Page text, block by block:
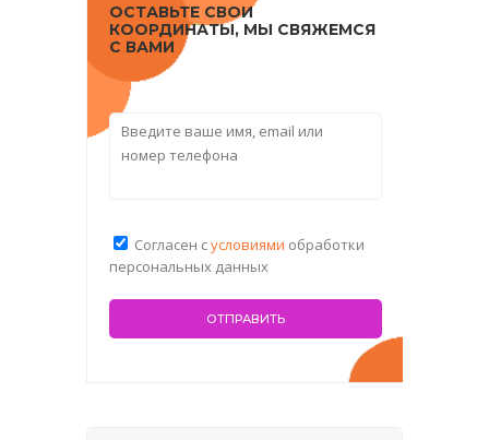
ОСТАВЬТЕ СВОИ
КООРДИНАТЫ, МЫ СВЯЖЕМСЯ
С ВАМИ
Согласен сусловиями обработки
персональных данных